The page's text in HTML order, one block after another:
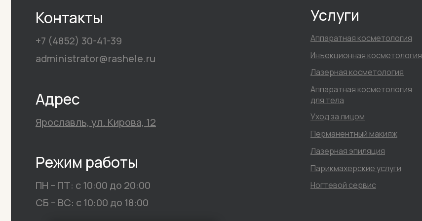
Контакты
Адрес
Режим работы
+7 (4852) 30-41-39
Ярославль, ул. Кирова, 12
ПН – ПТ: с 10:00 до 20:00
СБ – ВС: с 10:00 до 18:00
administrator@rashele.ru
Услуги
Аппаратная косметология
Инъекционная косметология
Лазерная косметология
Уход за лицом
Аппаратная косметология
для тела
Перманентный макияж
Лазерная эпиляция
Ногтевой сервис
Парикмахерские услуги